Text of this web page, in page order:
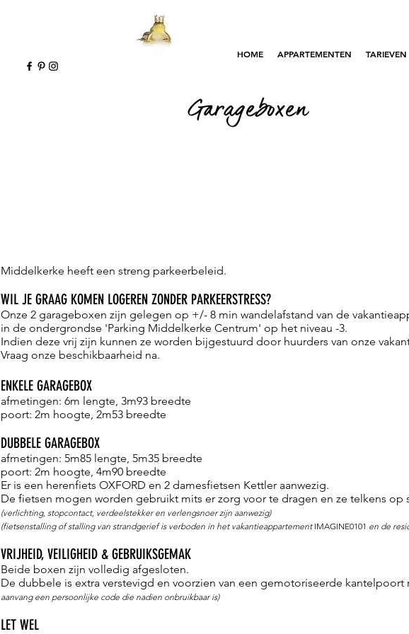
HOME APPARTEMENTEN TARIEVEN
Garageboxen
Middelkerke heeft een streng parkeerbeleid.
WIL JE GRAAG KOMEN LOGEREN ZONDER PARKEERSTRESS?
Onze 2 garageboxen zijn gelegen op +/- 8 min wandelafstand van de
in de ondergrondse 'Parking Middelkerke Centrum' op het niveau -3.
Indien deze vrij zijn kunnen ze worden bijgestuurd door huurders van onze
Vraag onze beschikbaarheid na.
ENKELE GARAGEBOX
afmetingen: 6m lengte, 3m93 breedte
poort: 2m hoogte, 2m53 breedte
DUBBELE GARAGEBOX
afmetingen: 5m85 lengte, 5m35 breedte
poort: 2m hoogte, 4m90 breedte
Er is een herenfiets OXFORD en 2 damesfietsen Kettler aanwezig.
De fietsen mogen worden gebruikt mits er zorg voor te dragen en ze telkens op
(verlichting, stopcontact, verdeelstekker en verlengsnoer zijn aanwezig)
(fietsenstalling of stalling van strandgerief is verboden in het vakantieappartement IMAGINE0101 en de
VRIJHEID, VEILIGHEID & GEBRUIKSGEMAK
Beide boxen zijn volledig afgesloten.
De dubbele is extra verstevigd en voorzien van een gemotoriseerde kantelpoort
aanvang een persoonlijke code die nadien onbruikbaar is)
LET WEL